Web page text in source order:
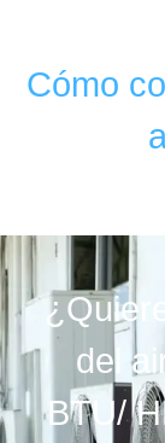
Cómo
del
BTU/